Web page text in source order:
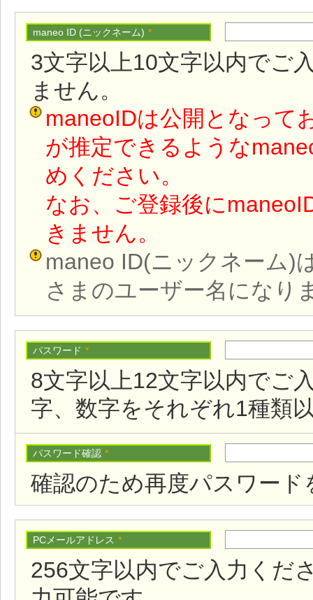
maneo ID (ニックネーム) *
3文字以上10文字以内でご
ません。
maneoIDは公開となって
が推定できるような
めください。
なお、ご登録後に
きません。
maneo ID(ニックネーム)
さまのユーザー名になり
パスワード *
8文字以上12文字以内でご
字、数字をそれぞれ1種類
パスワード確認 *
確認のため再度パスワー
PCメールアドレス *
256文字以内でご入力くだ